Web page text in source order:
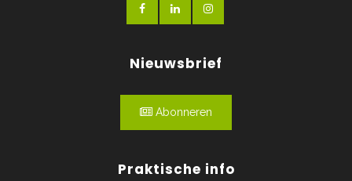
Nieuwsbrief
Abonneren
Praktische info